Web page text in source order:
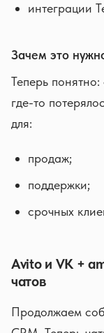
интеграции
Зачем это
Теперь
где-то
для:
продаж;
поддержки;
срочных
Avito и VK +
чатов
Продолжаем